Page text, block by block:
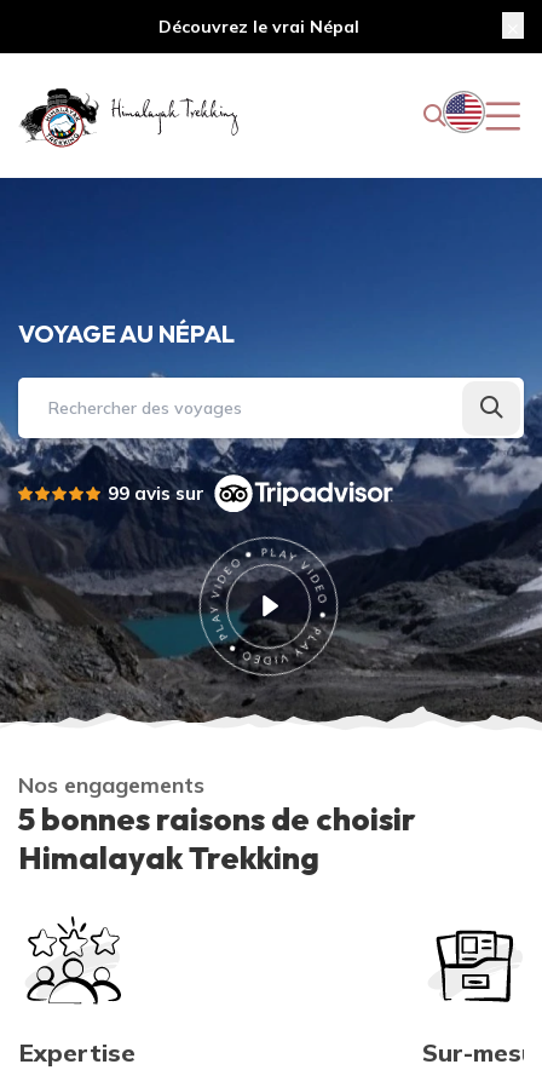
Découvrez le vrai Népal
VOYAGE AU NÉPAL
Rechercher des voyages
99 avis sur
Nos engagements
5 bonnes raisons de choisir
Himalayak Trekking
Expertise Sur-